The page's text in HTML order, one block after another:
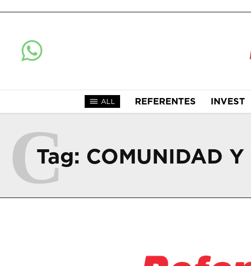
ALL REFERENTES INVEST
Tag: COMUNIDAD
C